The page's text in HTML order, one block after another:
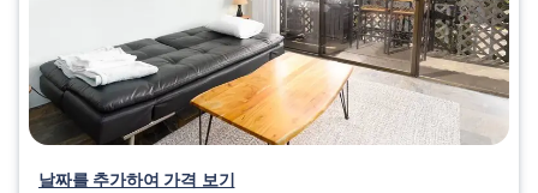
날짜를 추가하여 가격 보기